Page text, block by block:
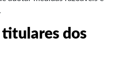
dos